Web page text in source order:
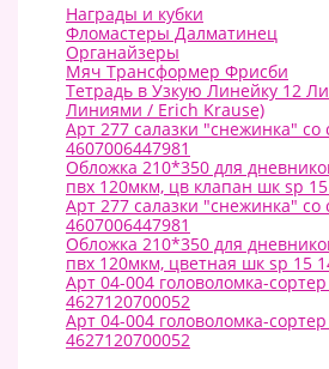
Награды и кубки
Фломастеры Далматинец
Органайзеры
Мяч Трансформер Фрисби
Тетрадь в Узкую Линейку 12
Линиями / Erich Krause)
Арт 277 салазки "снежинка" со
4607006447981
Обложка 210*350 для
пвх 120мкм, цв клапан шк sp
Арт 277 салазки "снежинка" со
4607006447981
Обложка 210*350 для
пвх 120мкм, цветная шк sp 15
Арт 04-004 головоломка-
4627120700052
Арт 04-004 головоломка-
4627120700052